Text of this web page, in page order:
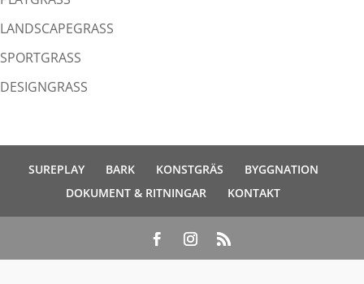
LANDSCAPEGRASS
SPORTGRASS
DESIGNGRASS
SUREPLAY BARK KONSTGRÄS
BYGGNATION
DOKUMENT & RITNINGAR
KONTAKT